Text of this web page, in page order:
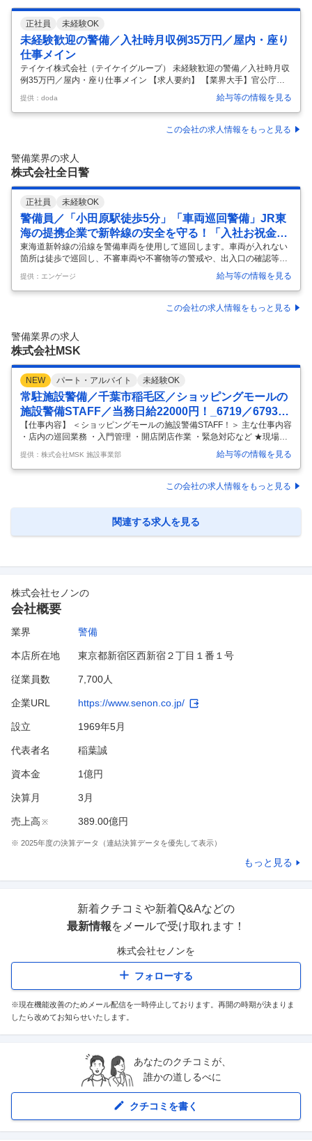
正社員 未経験OK
未経験歓迎の警備／入社時月収例35万円／屋内・座り
仕事メイン
テイケイ株式会社（テイケイグループ） 未経験歓迎の警備／入社時月収
例35万円／屋内・座り仕事メイン 【求人要約】 【業界大手】官公庁～
民間まで400以上の契約先あり 【高待遇】月収30万円以上も可・入社祝
金＋手当充実 【好環境】週3日勤務からOK＆土日休みも可能です！ もう
若くない、未経験だから…も大丈夫。 屋内・座り仕事中心の施設警備
で、安心・安定。 テイケイは、まもなく創業50周年。 施設警備から交
多く手がけてきました。 今回募集する施設警備は、屋外の業務がほとん
どなく巡回以外はモニター監視などの座り仕事がメイン。身体への負担
…
提供：doda 給与等の情報を見る
この会社の求人情報をもっと見る
警備業界の求人
株式会社全日警
正社員 未経験OK
警備員／「小田原駅徒歩5分」「車両巡回警備」JR東
海の提携企業で新幹線の安全を守る！「入社お祝金10
万円」
東海道新幹線の沿線を警備車両を使用して巡回します。車両が入れない
箇所は徒歩で巡回し、不審車両や不審物等の警戒や、出入口の確認等を
行います。 業務は二人一組で行い、研修も約１カ月行いますので、警備
業が未経験の方もご安心ください。 ／ 20代～40代の方が活躍中！ JR東
海提携企業！新幹線の安全を守る仕事！ ＼ ＜入社後の研修＞ まずは座
学メインの研修で、警備関連の法律や心構え、事故発生時の対処法、救
すので、業務内容だけでなく、シフト勤務にも体を慣らすことができま
す。 ＜通勤は職場へ直行・直帰＞ パトロール隊事務所への直行直帰とな
る…
提供：エンゲージ 給与等の情報を見る
この会社の求人情報をもっと見る
警備業界の求人
株式会社MSK
NEW パート・アルバイト 未経験OK
常駐施設警備／千葉市稲毛区／ショッピングモールの
施設警備STAFF／当務日給22000円！_6719／67932_
A
【仕事内容】 ＜ショッピングモールの施設警備STAFF！＞ 主な仕事内容
・店内の巡回業務 ・入門管理 ・開店閉店作業 ・緊急対応など ★現場が
終了しても近隣エリアに案件多数！ お住まいを考慮した勤務地をご案内
するため、長く安定して働けます◎ ＜未経験でも安心の手厚い研修から
START！＞ 「警備員って何をするの…？」 知識や経験がなくても始め
られるのが警備員です！ 未経験者でも安心の法定研修があります！ 誰で
日給22,000円 【給与詳細】 日給：22,000円 ■交通費規定内支給 掲載企
業名：株式会社第二章 提供…
提供：株式会社MSK 施設事業部 給与等の情報を見る
この会社の求人情報をもっと見る
関連する求人を見る
株式会社セノンの
会社概要
業界 警備
本店所在地 東京都新宿区西新宿２丁目１番１号
従業員数 7,700人
企業URL https://www.senon.co.jp/
設立 1969年5月
代表者名 稲葉誠
資本金 1億円
決算月 3 月
売上高 ※ 389.00億円
※ 2025年度の決算データ（連結決算データを優先して表示）
もっと見る
新着クチコミや新着Q&Aなどの
最新情報をメールで受け取れます！
株式会社セノンを
フォローする
※現在機能改善のためメール配信を一時停止しております。再開の時期が決まりま
したら改めてお知らせいたします。
あなたのクチコミが、
誰かの道しるべに
クチコミを書く